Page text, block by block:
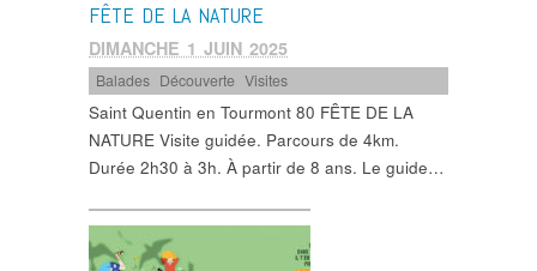
FÊTE DE LA NATURE
DIMANCHE 1 JUIN 2025
Balades Découverte ,Visites
Saint Quentin en Tourmont 80 FÊTE DE LA
NATURE Visite guidée. Parcours de 4km.
Durée 2h30 à 3h. À partir de 8 ans. Le guide…